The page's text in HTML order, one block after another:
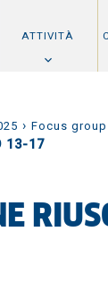
ATTIVITÀ
› Focus
13-17